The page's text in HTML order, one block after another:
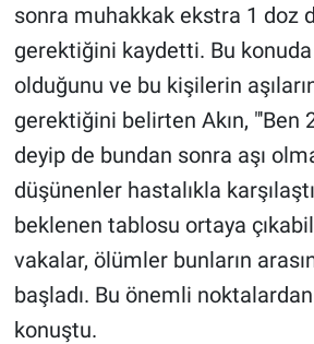
sonra muhakkak ekstra 1 doz
gerektiğini kaydetti. Bu
olduğunu ve bu kişilerin
gerektiğini belirten Akın, "'Ben
deyip de bundan sonra aşı
düşünenler hastalıkla
beklenen tablosu ortaya
vakalar, ölümler bunların
başladı. Bu önemli
konuştu.
Teknoloji
Türkiye'nin Geleceği
Türkiye'nin Gündemi
Yerel Gündem
Yerel Yaşam
Canlı Yayın